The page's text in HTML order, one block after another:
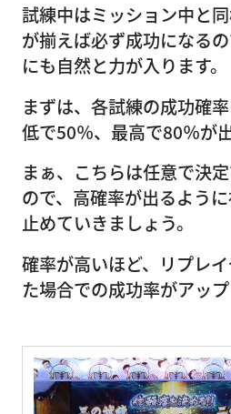
試練中はミッション中と
が揃えば必ず成功になる
にも自然と力が入ります。
まずは、各試練の成功確
低で50％、最高で80％が
まぁ、こちらは任意で決
ので、高確率が出るよう
止めていきましょう。
確率が高いほど、リプレ
た場合での成功率がアップ